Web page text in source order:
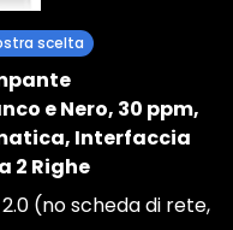
scelta
e Nero, 30 ppm,
Interfaccia
2 Righe
(no scheda di rete,